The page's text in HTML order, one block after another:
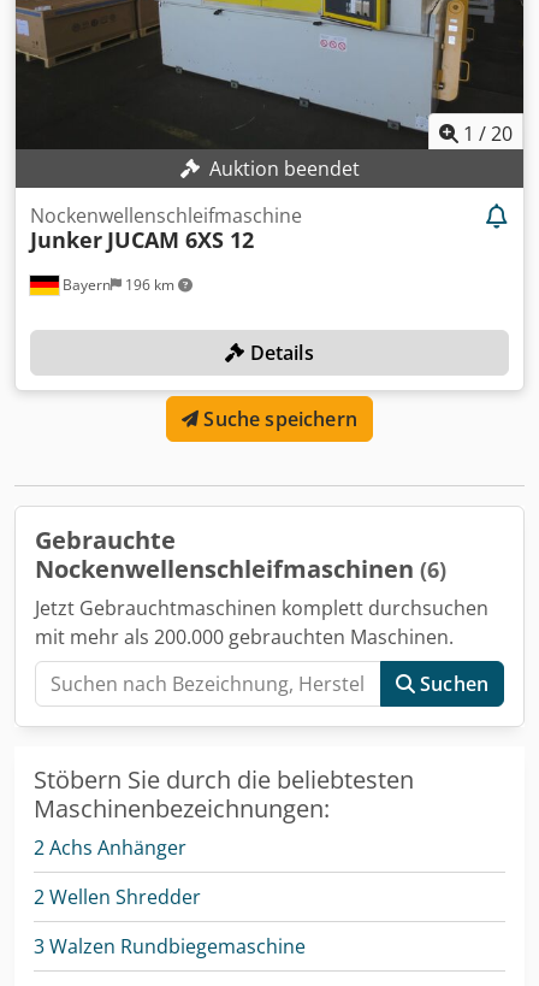
1 /20
Auktion beendet
Bayern 196 km
Nockenwellenschleifmaschine
Junker JUCAM 6XS 12
Details
Suche speichern
Gebrauchte
Nockenwellenschleifmaschinen (6)
Jetzt Gebrauchtmaschinen komplett durchsuchen
mit mehr als 200.000 gebrauchten Maschinen.
Suchen
Stöbern Sie durch die beliebtesten
Maschinenbezeichnungen:
2 Achs Anhänger
2 Wellen Shredder
3 Walzen Rundbiegemaschine